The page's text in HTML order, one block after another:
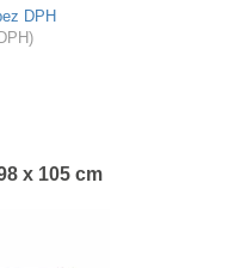
DPH
x 105 cm